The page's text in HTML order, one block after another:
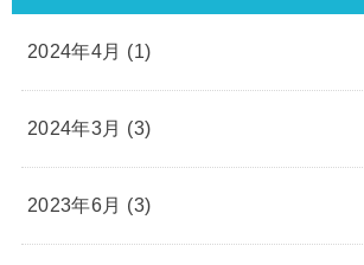
2024年4月 (1)
2024年3月 (3)
2023年6月 (3)